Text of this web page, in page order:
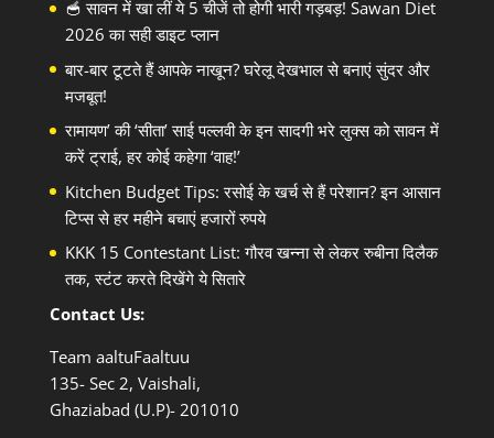
🥣 सावन में खा लीं ये 5 चीजें तो होगी भारी गड़बड़! Sawan Diet
2026 का सही डाइट प्लान
बार-बार टूटते हैं आपके नाखून? घरेलू देखभाल से बनाएं सुंदर और
मजबूत!
रामायण’ की ‘सीता’ साई पल्लवी के इन सादगी भरे लुक्स को सावन में
करें ट्राई, हर कोई कहेगा ‘वाह!’
Kitchen Budget Tips: रसोई के खर्च से हैं परेशान? इन आसान
टिप्स से हर महीने बचाएं हजारों रुपये
KKK 15 Contestant List: गौरव खन्ना से लेकर रुबीना दिलैक
तक, स्टंट करते दिखेंगे ये सितारे
Contact Us:
Team aaltuFaaltuu
135- Sec 2, Vaishali,
Ghaziabad (U.P)- 201010